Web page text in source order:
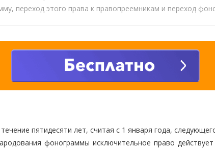
переход этого права к правопреемникам и переход
пятидесяти лет, считая с 1 января года,
фонограммы исключительное право